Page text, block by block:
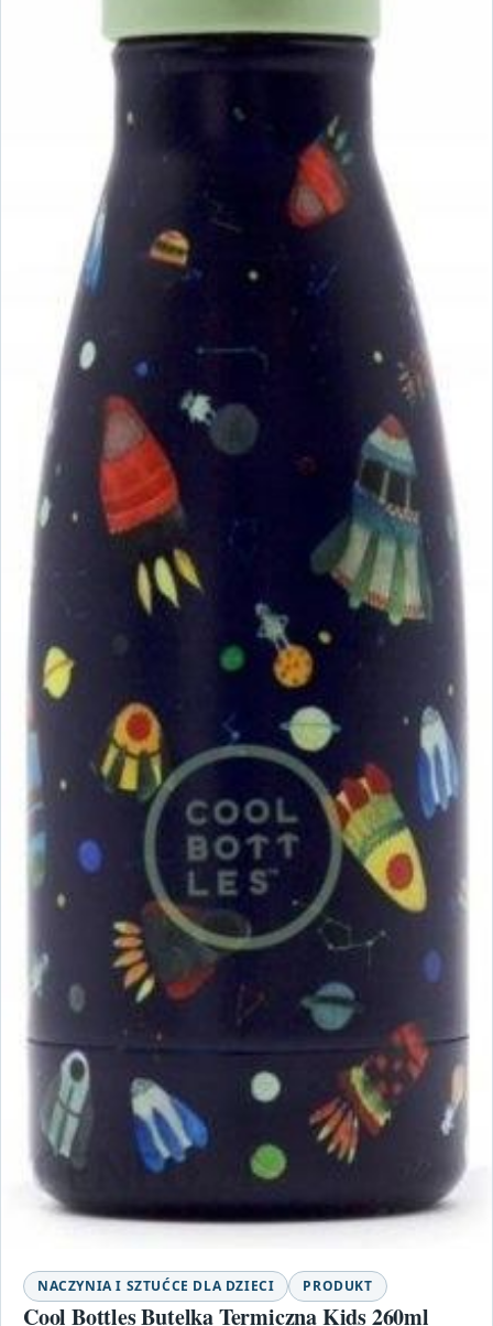
NACZYNIA I SZTUĆCE DLA DZIECI PRODUKT
Cool Bottles Butelka Termiczna Kids 260ml